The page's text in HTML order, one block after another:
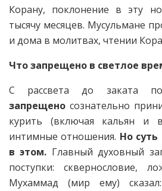
Корану, поклонение в эту
тысячу месяцев. Мусульмане
и дома в молитвах, чтении
Что запрещено в светлое
С рассвета до заката
запрещено сознательно
курить (включая кальян и
интимные отношения. Но
в этом. Главный духовный
поступки: сквернословие,
Мухаммад (мир ему)